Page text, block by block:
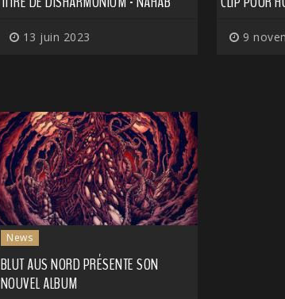
13 juin 2023 9
News
BLUT AUS NORD PRÉSENTE SON
NOUVEL ALBUM